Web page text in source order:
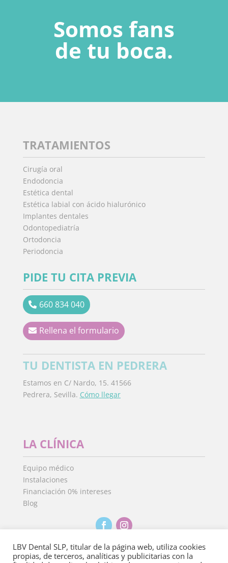
Somos fans
de tu boca.
TRATAMIENTOS
Cirugía oral
Endodoncia
Estética dental
Estética labial con ácido hialurónico
Implantes dentales
Odontopediatría
Ortodoncia
Periodoncia
PIDE TU CITA PREVIA
660 834 040
Rellena el formulario
TU DENTISTA EN PEDRERA
Estamos en C/ Nardo, 15. 41566
Pedrera, Sevilla. Cómo llegar
LA CLÍNICA
Equipo médico
Instalaciones
Financiación 0% intereses
Blog
LBV Dental SLP, titular de la página web, utiliza cookies
propias, de terceros, analíticas y publicitarias con la